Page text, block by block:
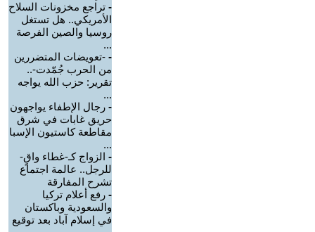
- تراجع مخزونات السلاح
الأمريكي.. هل تستغل
روسيا والصين الفرصة
...
- -تعويضات المتضررين
من الحرب جُمّدت-..
تقرير: حزب الله يواجه
...
- رجال الإطفاء يواجهون
حريق غابات في شرق
مقاطعة كاستيون الإسبا
...
- الزواج كـ-غطاء واقٍ-
للرجل.. عالمة اجتماع
تشرح المفارقة
- رفع أعلام تركيا
والسعودية وباكستان
في إسلام آباد بعد توقيع